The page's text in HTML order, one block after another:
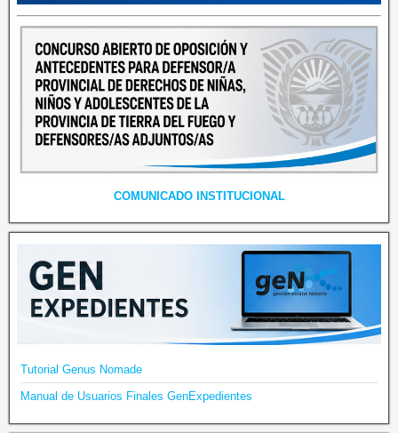
COMUNICADO INSTITUCIONAL
Tutorial Genus Nomade
Manual de Usuarios Finales GenExpedientes